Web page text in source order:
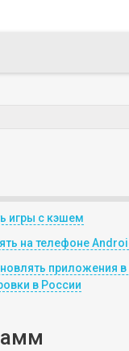
игры с кэшем
на телефоне
приложения
в России